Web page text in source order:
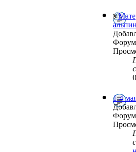
1-4